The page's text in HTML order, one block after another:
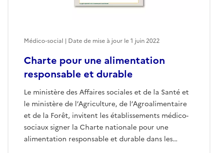
Charte pour une alimentation
responsable et durable
Le ministère des Affaires sociales et de la Santé et
le ministère de l’Agriculture, de l’Agroalimentaire
et de la Forêt, invitent les établissements médico-
sociaux signer la Charte nationale pour une
alimentation responsable et durable dans les…
Médico-social | Date de mise à jour le1 juin 2022